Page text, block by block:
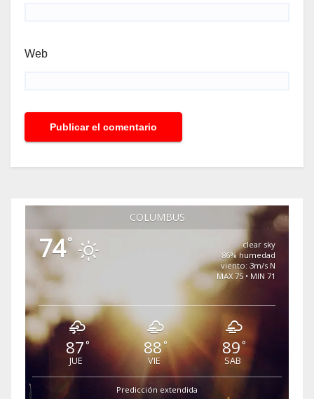
Web
COLUMBUS
74°
clear sky
86% humedad
viento: 3m/s N
MAX 75 • MIN 71
87°
JUE
88°
VIE
89°
SAB
Predicción extendida